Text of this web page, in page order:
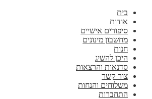
בית
אודות
סיפורים אישיים
מחשבון מינונים
חנות
היכן להשיג
סדנאות והרצאות
צור קשר
משלוחים והנחות
התחברות